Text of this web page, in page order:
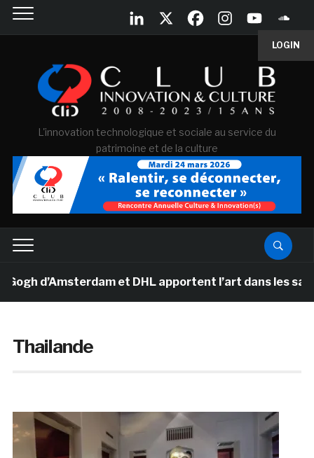
LOGIN
L'innovation technologique et sociale au service du
patrimoine et de la culture
d’Amsterdam et DHL apportent l’art dans les salles
Thailande